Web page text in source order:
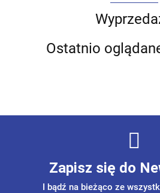
Ostatnio
Zapisz się do
I bądź na bieżąco ze